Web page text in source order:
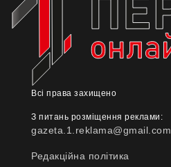
Всі права захищено
З питань розміщення реклами:
gazeta.1.reklama@gmail.com
Редакційна політика